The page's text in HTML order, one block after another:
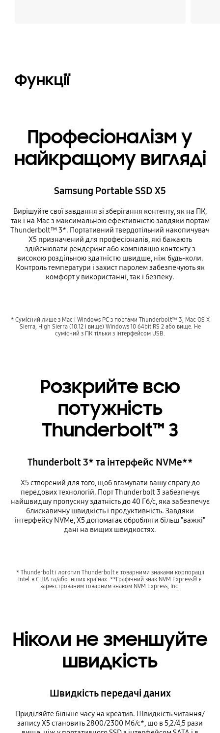
Функції
Професіоналізм у
найкращому вигляді
Samsung Portable SSD X5
Вирішуйте свої завдання зі зберігання контенту, як на ПК,
так і на Mac з максимальною ефективністю завдяки портам
Thunderbolt™ 3*. Портативний твердотільний накопичувач
X5 призначений для професіоналів, які бажають
здійснювати рендеринг або компіляцію контенту з
високою роздільною здатністю швидше, ніж будь-коли.
Контроль температури і захист паролем забезпечують як
комфорт у використанні, так і безпеку.
* Сумісний лише з Mac і Windows PC з портами Thunderbolt™ 3, Mac OS X
Sierra, High Sierra (10.12 і вище) Windows 10 64bit RS 2 або вище. Не
сумісний з ПК тільки з інтерфейсом USB.
Розкрийте всю
потужність
Thunderbolt™ 3
Thunderbolt 3* та інтерфейс NVMe**
X5 створений для того, щоб вгамувати вашу спрагу до
передових технологій. Порт Thunderbolt 3 забезпечує
найшвидшу пропускну здатність до 40 Гб/с, яка забезпечує
блискавичну швидкість і продуктивність. Завдяки
інтерфейсу NVMe, X5 допомагає обробляти більш "важкі"
дані на вищих швидкостях.
* Thunderbolt і логотип Thunderbolt є товарними знаками корпорації
Intel в США та/або інших країнах. **Графічний знак NVM Express® є
зареєстрованим товарним знаком NVM Express, Inc.
Ніколи не зменшуйте
швидкість
Швидкість передачі даних
Приділяйте більше часу на креатив. Швидкість читання/
запису X5 становить 2800/2300 Мб/с*, що в 5,2/4,5 рази